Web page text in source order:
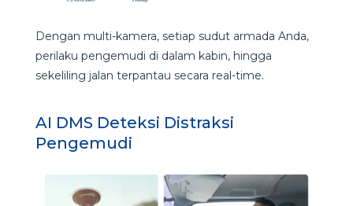
Dengan multi-kamera, setiap sudut armada Anda,
perilaku pengemudi di dalam kabin, hingga
sekeliling jalan terpantau secara real-time.
AI DMS Deteksi Distraksi
Pengemudi